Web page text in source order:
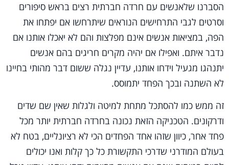
הסברנו שלאנשים עם חרדה חברתית רצים בראש סיפורים
וסרטים לגבי התרחישים הנוראים שיתרחשו אם יפתחו את
הפה, במציאות אנשים אינם מפלצות והם לא יאכלו אותנו אם
נדבר איתם. ואפילו אם יהיה מקרים חריגים בהם אנשים
יתנהגו מגעיל וידחו אותנו, עדיין נגלה ששום דבר מהותי בחיינו
לא השתנה ובכך הפחד יתמוסס.
זה ממש כמו להסתכל מתחת למיטה ולגלות שאין שם שדים
ודרקונים. הטכניקה הזאת נכונה בחרדה חברתית יותר מכל
פחד אחר, כיוון שזהו אחד הפחדים הכי לא רציונליים, בטח לא
בעולם המודרני שדרכי התקשורת כל כך קלות ואנו יכולים